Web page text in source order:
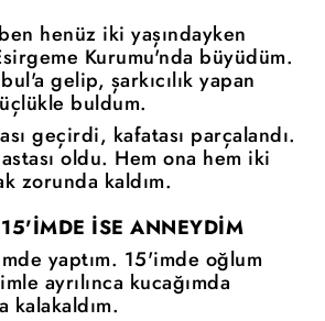
henüz iki yaşındayken
Kurumu'nda büyüdüm.
gelip, şarkıcılık yapan
buldum.
geçirdi, kafatası parçalandı.
oldu. Hem ona hem iki
zorunda kaldım.
İSE ANNEYDİM
yaptım. 15'imde oğlum
ayrılınca kucağımda
kalakaldım.